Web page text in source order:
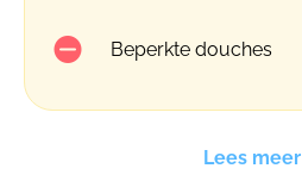
Beperkte douches
Lees meer